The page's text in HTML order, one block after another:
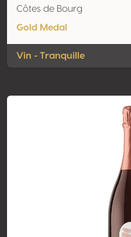
Côtes de Bourg
Gold Medal
Vin - Tranquille